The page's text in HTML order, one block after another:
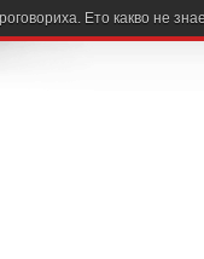
Ето какво не